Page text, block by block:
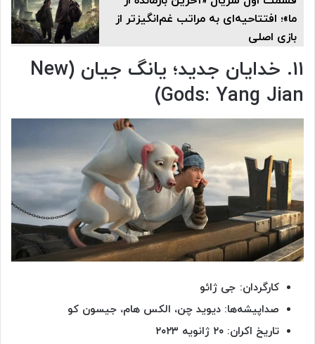
ما»؛ افتتاحیه‌ای به مراتب غم‌انگیزتر از
بازی اصلی
۱۱. خدایان جدید؛ یانگ جیان (New
Gods: Yang Jian)
کارگردان: جی ژائو
صداپیشه‌ها: دیوید چن، الکس هام، جیسون کو
تاریخ اکران: ۲۰ ژانویه ۲۰۲۳